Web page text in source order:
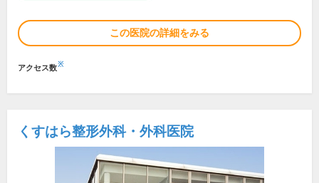
この医院の詳細をみる
アクセス数※
くすはら整形外科・外科医院